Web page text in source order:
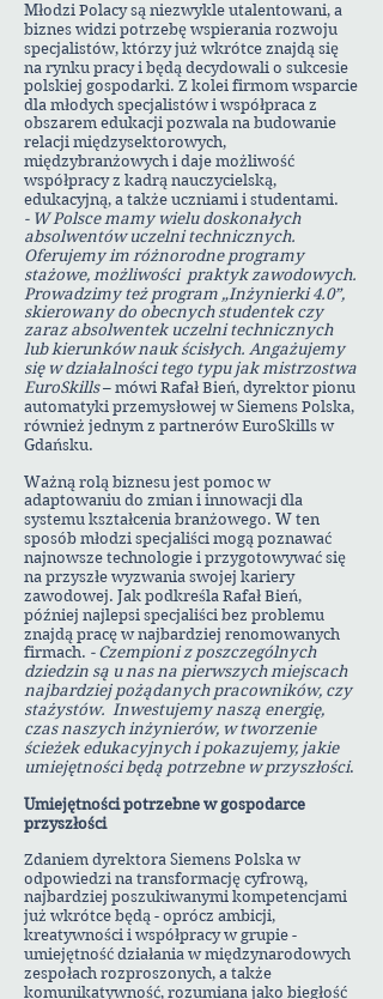
Młodzi Polacy są niezwykle utalentowani, a
biznes widzi potrzebę wspierania rozwoju
specjalistów, którzy już wkrótce znajdą się
na rynku pracy i będą decydowali o sukcesie
polskiej gospodarki. Z kolei firmom wsparcie
dla młodych specjalistów i współpraca z
obszarem edukacji pozwala na budowanie
relacji międzysektorowych,
międzybranżowych i daje możliwość
współpracy z kadrą nauczycielską,
edukacyjną, a także uczniami i studentami.
- W Polsce mamy wielu doskonałych
absolwentów uczelni technicznych.
Oferujemy im różnorodne programy
stażowe, możliwości praktyk zawodowych.
Prowadzimy też program „Inżynierki 4.0”,
skierowany do obecnych studentek czy
zaraz absolwentek uczelni technicznych
lub kierunków nauk ścisłych. Angażujemy
się w działalności tego typu jak mistrzostwa
EuroSkills– mówi Rafał Bień, dyrektor pionu
automatyki przemysłowej w Siemens Polska,
również jednym z partnerów EuroSkills w
Gdańsku.
Ważną rolą biznesu jest pomoc w
adaptowaniu do zmian i innowacji dla
systemu kształcenia branżowego. W ten
sposób młodzi specjaliści mogą poznawać
najnowsze technologie i przygotowywać się
na przyszłe wyzwania swojej kariery
zawodowej. Jak podkreśla Rafał Bień,
później najlepsi specjaliści bez problemu
znajdą pracę w najbardziej renomowanych
firmach. - Czempioni z poszczególnych
dziedzin są u nas na pierwszych miejscach
najbardziej pożądanych pracowników, czy
stażystów. Inwestujemy naszą energię,
czas naszych inżynierów, w tworzenie
ścieżek edukacyjnych i pokazujemy, jakie
umiejętności będą potrzebne w przyszłości.
Umiejętności potrzebne w gospodarce
przyszłości
Zdaniem dyrektora Siemens Polska w
odpowiedzi na transformację cyfrową,
najbardziej poszukiwanymi kompetencjami
już wkrótce będą - oprócz ambicji,
kreatywności i współpracy w grupie -
umiejętność działania w międzynarodowych
zespołach rozproszonych, a także
komunikatywność, rozumiana jako biegłość